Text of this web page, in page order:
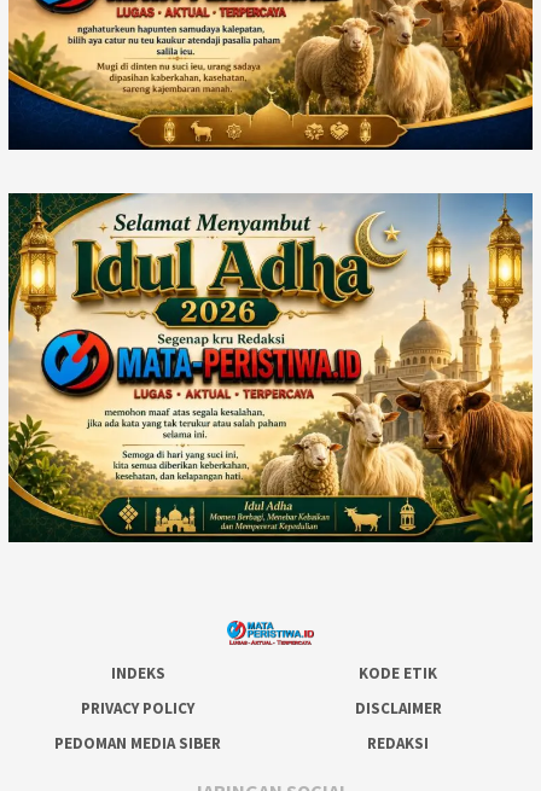
INDEKS
KODE ETIK
PRIVACY POLICY
DISCLAIMER
PEDOMAN MEDIA SIBER
REDAKSI